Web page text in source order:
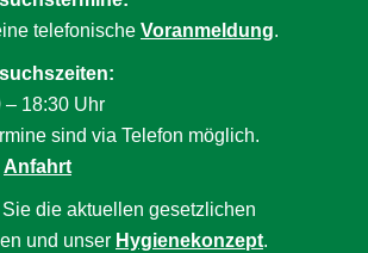
telefonische Voranmeldung.
– 18:30 Uhr
sind via Telefon möglich.
Anfahrt
die aktuellen gesetzlichen
und unser Hygienekonzept.